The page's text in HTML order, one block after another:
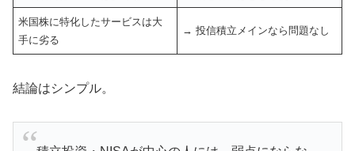
米国株に特化したサービスは大
手に劣る
→ 投信積立メインなら問題なし
結論はシンプル。